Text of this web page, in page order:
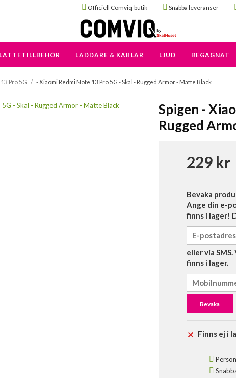
Officiell Comviq-butik Snabba leveranser
LADDARE & KABLAR LJUD BEGAGNAT
Pro 5G / - Xiaomi Redmi Note 13 Pro 5G - Skal - Rugged Armor - Matte Black
Spigen -
Rugged
229 kr
Bevaka
Ange din e-
finns i lager!
eller via
finns i lager.
Bevaka
Finns ej i